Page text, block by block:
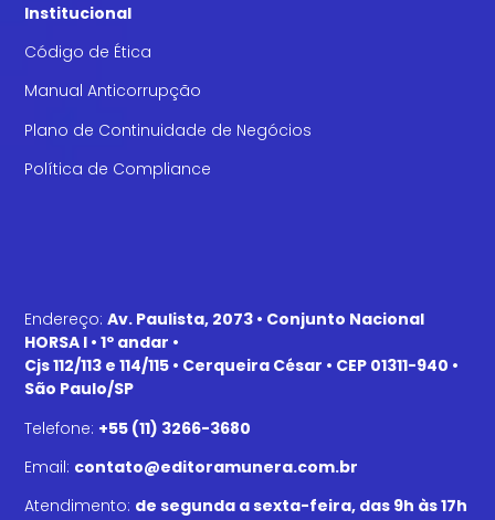
Endereço:Av. Paulista, 2073 • Conjunto Nacional
HORSA I • 1º andar •
Cjs 112/113 e 114/115 • Cerqueira César • CEP 01311-940 •
São Paulo/SP
Telefone: +55 (11) 3266-3680
Email: contato@editoramunera.com.br
Atendimento: de segunda a sexta-feira, das 9h às 17h
Institucional
Código de Ética
Manual Anticorrupção
Plano de Continuidade de Negócios
Política de Compliance